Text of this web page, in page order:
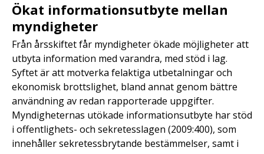
Ökat informationsutbyte mellan
myndigheter
Från årsskiftet får myndigheter ökade möjligheter att
utbyta information med varandra, med stöd i lag.
Syftet är att motverka felaktiga utbetalningar och
ekonomisk brottslighet, bland annat genom bättre
användning av redan rapporterade uppgifter.
Myndigheternas utökade informationsutbyte har stöd
i offentlighets- och sekretesslagen (2009:400), som
innehåller sekretessbrytande bestämmelser, samt i